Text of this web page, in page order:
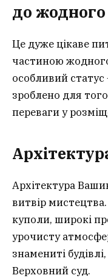
до
Це дуже цікаве
частиною
особливий
зроблено для
переваги у
Архітектура
витвір
куполи, широкі
урочисту
знамениті
Верховний суд.